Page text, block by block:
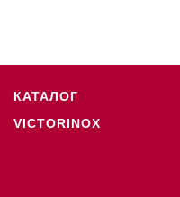
КАТАЛОГ
VICTORINOX